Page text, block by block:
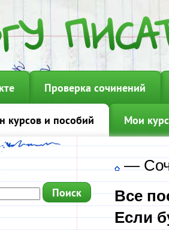
Проверка сочинений
курсов и пособий Мои
—
Все
Если